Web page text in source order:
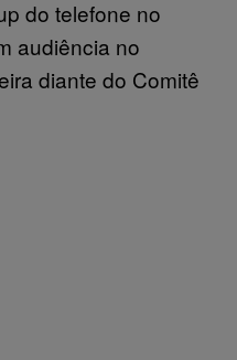
do telefone no
audiência no
diante do Comitê